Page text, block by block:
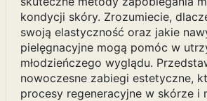
kondycji skóry. Zrozumiecie,
swoją elastyczność oraz jakie
pielęgnacyjne mogą pomóc w
młodzieńczego wyglądu.
nowoczesne zabiegi estetyczne,
procesy regeneracyjne w skórze i